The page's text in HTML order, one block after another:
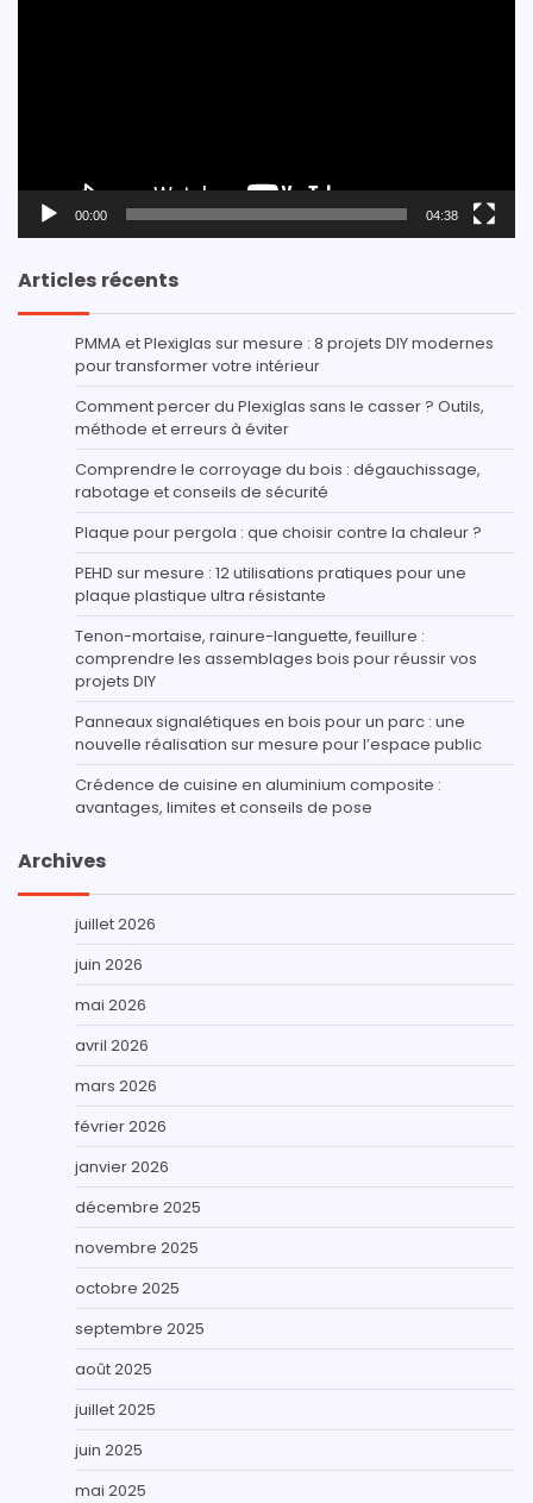
00:00 04:38
Articles récents
PMMA et Plexiglas sur mesure : 8 projets DIY modernes
pour transformer votre intérieur
Comment percer du Plexiglas sans le casser ? Outils,
méthode et erreurs à éviter
Comprendre le corroyage du bois : dégauchissage,
rabotage et conseils de sécurité
Plaque pour pergola : que choisir contre la chaleur ?
PEHD sur mesure : 12 utilisations pratiques pour une
plaque plastique ultra résistante
Tenon-mortaise, rainure-languette, feuillure :
comprendre les assemblages bois pour réussir vos
projets DIY
Panneaux signalétiques en bois pour un parc : une
nouvelle réalisation sur mesure pour l’espace public
Crédence de cuisine en aluminium composite :
avantages, limites et conseils de pose
Archives
juillet 2026
juin 2026
mai 2026
avril 2026
mars 2026
février 2026
janvier 2026
décembre 2025
novembre 2025
octobre 2025
septembre 2025
août 2025
juillet 2025
juin 2025
mai 2025